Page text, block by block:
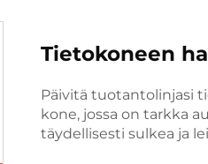
Tietokoneen
Päivitä tuotantolinjasi
kone, jossa on tarkka
täydellisesti sulkea ja